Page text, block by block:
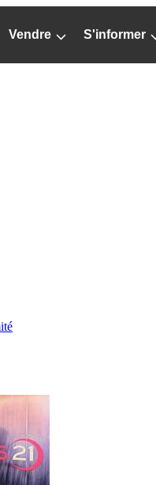
Vendre S'informer